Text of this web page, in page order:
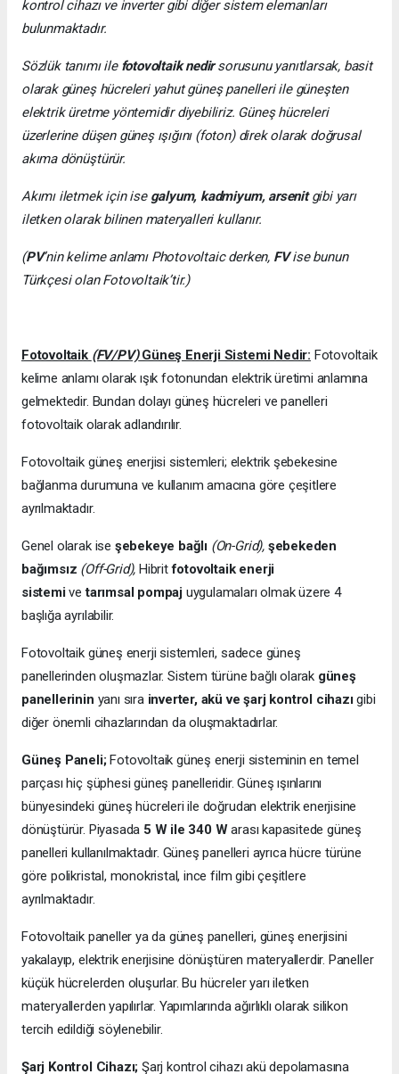
kontrol cihazı ve inverter gibi diğer sistem elemanları
bulunmaktadır.
Sözlük tanımı ile fotovoltaik nedirsorusunu yanıtlarsak, basit
olarak güneş hücreleri yahut güneş panelleri ile güneşten
elektrik üretme yöntemidir diyebiliriz. Güneş hücreleri
üzerlerine düşen güneş ışığını (foton) direk olarak doğrusal
akıma dönüştürür.
Akımı iletmek için ise galyum, kadmiyum, arsenitgibi yarı
iletken olarak bilinen materyalleri kullanır.
(PV’nin kelime anlamı Photovoltaic derken, FVise bunun
Türkçesi olan Fotovoltaik’tir.)
Fotovoltaik (FV/PV)Güneş Enerji Sistemi Nedir: Fotovoltaik
kelime anlamı olarak ışık fotonundan elektrik üretimi anlamına
gelmektedir. Bundan dolayı güneş hücreleri ve panelleri
fotovoltaik olarak adlandırılır.
Fotovoltaik güneş enerjisi sistemleri; elektrik şebekesine
bağlanma durumuna ve kullanım amacına göre çeşitlere
ayrılmaktadır.
Genel olarak ise şebekeye bağlı (On-Grid), şebekeden
bağımsız (Off-Grid), Hibritfotovoltaik enerji
sistemivetarımsal pompaj uygulamaları olmak üzere 4
başlığa ayrılabilir.
Fotovoltaik güneş enerji sistemleri, sadece güneş
panellerinden oluşmazlar. Sistem türüne bağlı olarak güneş
panellerinin yanı sıra inverter, akü ve şarj kontrol cihazıgibi
diğer önemli cihazlarından da oluşmaktadırlar.
Güneş Paneli;Fotovoltaik güneş enerji sisteminin en temel
parçası hiç şüphesi güneş panelleridir. Güneş ışınlarını
bünyesindeki güneş hücreleri ile doğrudan elektrik enerjisine
dönüştürür. Piyasada 5 W ile 340 Warası kapasitede güneş
panelleri kullanılmaktadır. Güneş panelleri ayrıca hücre türüne
göre polikristal, monokristal, ince film gibi çeşitlere
ayrılmaktadır.
Fotovoltaik paneller ya da güneş panelleri, güneş enerjisini
yakalayıp, elektrik enerjisine dönüştüren materyallerdir. Paneller
küçük hücrelerden oluşurlar. Bu hücreler yarı iletken
materyallerden yapılırlar. Yapımlarında ağırlıklı olarak silikon
tercih edildiği söylenebilir.
Şarj Kontrol Cihazı; Şarj kontrol cihazı akü depolamasına